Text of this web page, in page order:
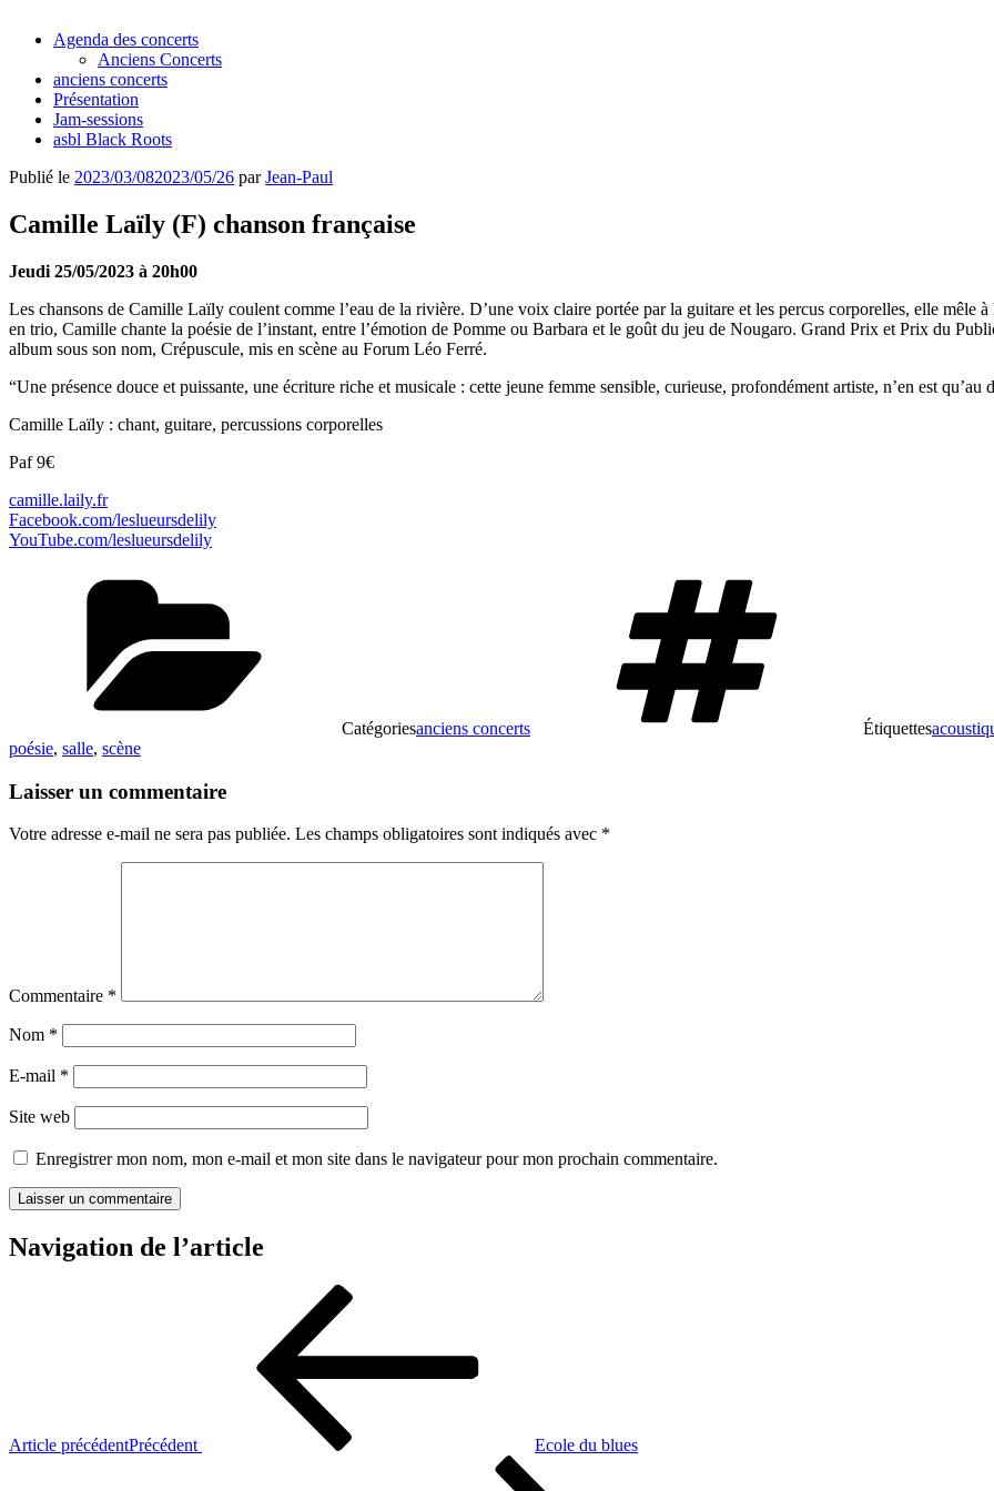
Agenda des concerts
Anciens Concerts
anciens concerts
Présentation
Jam-sessions
asbl Black Roots
Publié le 2023/03/082023/05/26 parJean-Paul
Camille Laïly (F) chanson française
Jeudi 25/05/2023 à 20h00
Les chansons de Camille Laïly coulent comme l’eau de la rivière. D’une voix claire portée par la guitare et les percus corporelles, elle mêle
en trio, Camille chante la poésie de l’instant, entre l’émotion de Pomme ou Barbara et le goût du jeu de Nougaro. Grand Prix et Prix du
album sous son nom, Crépuscule, mis en scène au Forum Léo Ferré.
“Une présence douce et puissante, une écriture riche et musicale : cette jeune femme sensible, curieuse, profondément artiste, n’en est
Camille Laïly : chant, guitare, percussions corporelles
Paf 9€
camille.laily.fr
Facebook.com/leslueursdelily
YouTube.com/leslueursdelily
Catégoriesanciens concerts Étiquettes
poésie, salle, scène
Laisser un commentaire
Votre adresse e-mail ne sera pas publiée. Les champs obligatoires sont indiqués avec *
Commentaire *
Nom *
E-mail *
Site web
Enregistrer mon nom, mon e-mail et mon site dans le navigateur pour mon prochain commentaire.
Navigation de l’article
Article précédentPrécédent Ecole du blues